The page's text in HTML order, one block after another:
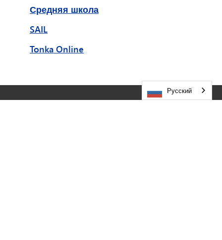
Средняя школа
SAIL
Tonka Online
Русский